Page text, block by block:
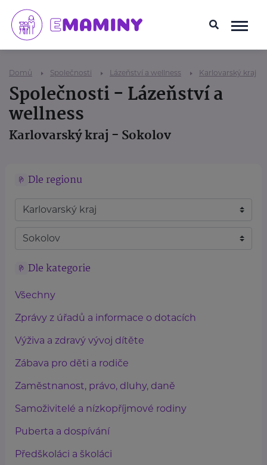
Domů Společnosti Lázeňství a wellness Karlovarský kraj
Společnosti - Lázeňství a
wellness
Karlovarský kraj - Sokolov
Dle regionu
Dle kategorie
Všechny
Zprávy z úřadů a informace o dotacích
Výživa a zdravý vývoj dítěte
Zábava pro děti a rodiče
Zaměstnanost, právo, dluhy, daně
Samoživitelé a nízkopříjmové rodiny
Puberta a dospívání
Předškoláci a školáci